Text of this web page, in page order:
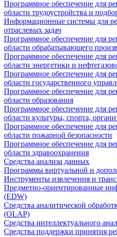
Программное обеспечение для
области трудоустройства и
Информационные системы для
отраслевых задач
Программное обеспечение для
области обрабатывающего
Программное обеспечение для
области энергетики и
Программное обеспечение для
области государственного
Программное обеспечение для
области образования
Программное обеспечение для
области культуры, спорта,
Программное обеспечение для
области пожарной безопасности
Программное обеспечение для
области здравоохранения
Средства анализа данных
Программы виртуальной и
Инструменты извлечения и
Предметно-ориентированные
(EDW)
Средства аналитической
(OLAP)
Средства интеллектуального
Средства поддержки принятия